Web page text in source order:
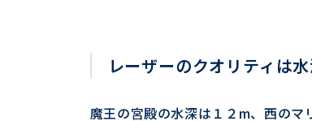
レーザーのクオリティは
魔王の宮殿の水深は１２m、西のマ